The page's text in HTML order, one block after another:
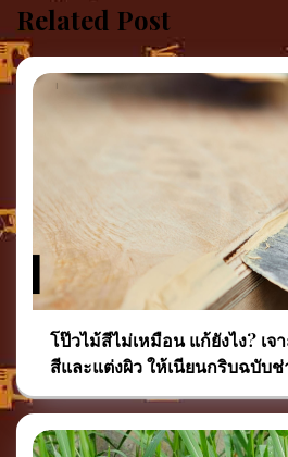
Related Post
โป๊วไม้สีไม่เหมือน แก้ยังไง? เ
สีและแต่งผิว ให้เนียนกริบฉบับ